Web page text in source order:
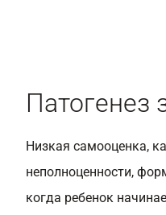
Патогенез
Низкая самооценка,
неполноценности,
когда ребенок